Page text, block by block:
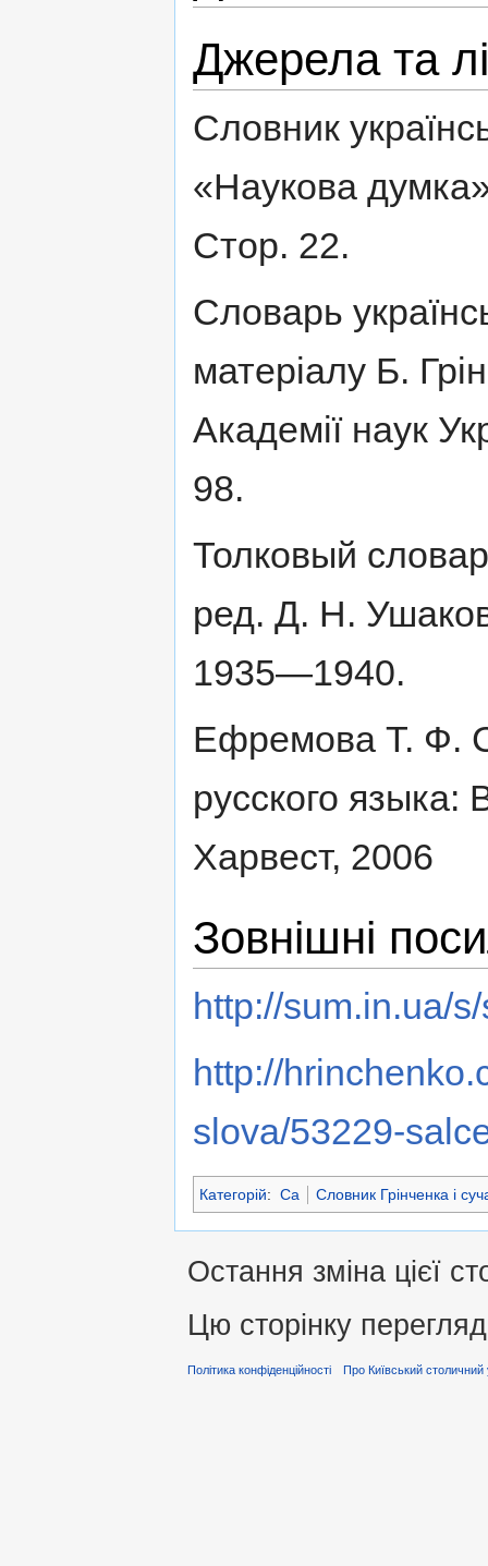
Джерела та
Словник
«Наукова
Стор. 22.
Словарь
матеріалу Б.
Академії наук
98.
Толковый
ред. Д. Н.
1935—1940.
Ефремова Т. Ф.
русского
Харвест, 2006
Зовнішні
http://sum.in.ua/
http://
slova/53229-
Категорій: Са Словник Грінченка і
Остання зміна цієї
Цю сторінку
Політика конфіденційності Про Київський столичний